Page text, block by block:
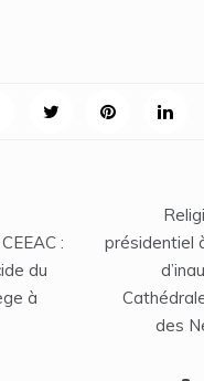
:
du
à
présidentiel
des